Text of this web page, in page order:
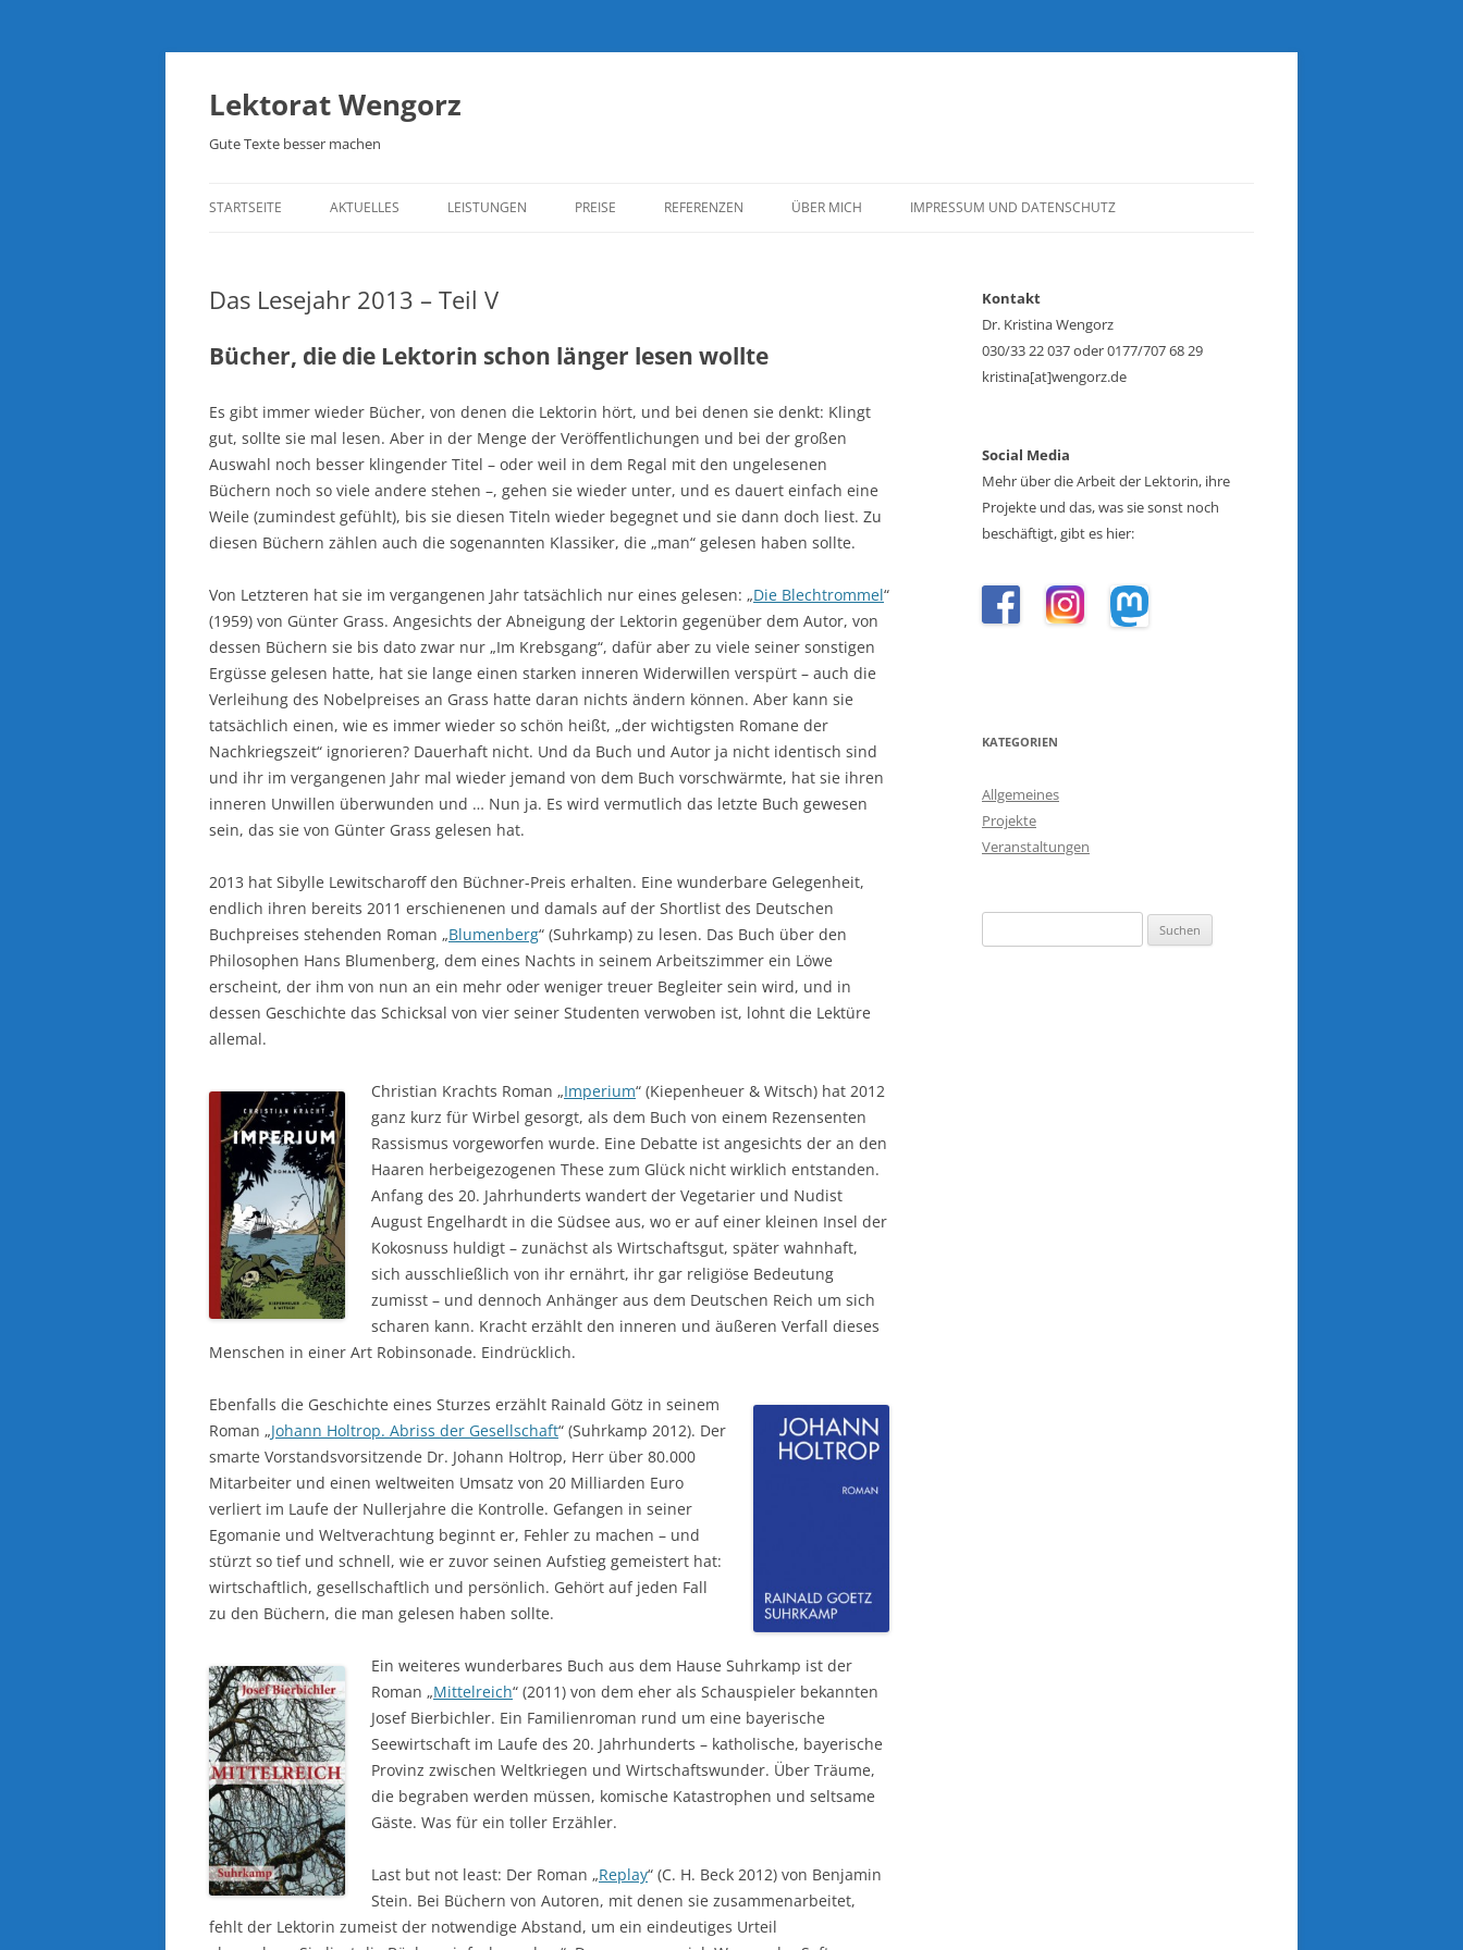
Lektorat Wengorz
Gute Texte besser machen
Inhalt
STARTSEITE AKTUELLES LEISTUNGEN PREISE REFERENZEN
VERÖFFENTLICHUNGEN
ÜBER MICH IMPRESSUM UND DATENSCHUTZ
Das Lesejahr 2013 – Teil V
Bücher, die die Lektorin schon länger lesen wollte
Es gibt immer wieder Bücher, von denen die Lektorin hört, und bei denen sie denkt: Klingt
gut, sollte sie mal lesen. Aber in der Menge der Veröffentlichungen und bei der großen
Auswahl noch besser klingender Titel – oder weil in dem Regal mit den ungelesenen
Büchern noch so viele andere stehen –, gehen sie wieder unter, und es dauert einfach eine
Weile (zumindest gefühlt), bis sie diesen Titeln wieder begegnet und sie dann doch liest. Zu
diesen Büchern zählen auch die sogenannten Klassiker, die „man“ gelesen haben sollte.
Von Letzteren hat sie im vergangenen Jahr tatsächlich nur eines gelesen: „Die Blechtrommel“
(1959) von Günter Grass. Angesichts der Abneigung der Lektorin gegenüber dem Autor, von
dessen Büchern sie bis dato zwar nur „Im Krebsgang“, dafür aber zu viele seiner sonstigen
Ergüsse gelesen hatte, hat sie lange einen starken inneren Widerwillen verspürt – auch die
Verleihung des Nobelpreises an Grass hatte daran nichts ändern können. Aber kann sie
tatsächlich einen, wie es immer wieder so schön heißt, „der wichtigsten Romane der
Nachkriegszeit“ ignorieren? Dauerhaft nicht. Und da Buch und Autor ja nicht identisch sind
und ihr im vergangenen Jahr mal wieder jemand von dem Buch vorschwärmte, hat sie ihren
inneren Unwillen überwunden und … Nun ja. Es wird vermutlich das letzte Buch gewesen
sein, das sie von Günter Grass gelesen hat.
2013 hat Sibylle Lewitscharoff den Büchner-Preis erhalten. Eine wunderbare Gelegenheit,
endlich ihren bereits 2011 erschienenen und damals auf der Shortlist des Deutschen
Buchpreises stehenden Roman „Blumenberg“ (Suhrkamp) zu lesen. Das Buch über den
Philosophen Hans Blumenberg, dem eines Nachts in seinem Arbeitszimmer ein Löwe
erscheint, der ihm von nun an ein mehr oder weniger treuer Begleiter sein wird, und in
dessen Geschichte das Schicksal von vier seiner Studenten verwoben ist, lohnt die Lektüre
allemal.
Christian Krachts Roman „Imperium“ (Kiepenheuer & Witsch) hat 2012
ganz kurz für Wirbel gesorgt, als dem Buch von einem Rezensenten
Rassismus vorgeworfen wurde. Eine Debatte ist angesichts der an den
Haaren herbeigezogenen These zum Glück nicht wirklich entstanden.
Anfang des 20. Jahrhunderts wandert der Vegetarier und Nudist
August Engelhardt in die Südsee aus, wo er auf einer kleinen Insel der
Kokosnuss huldigt – zunächst als Wirtschaftsgut, später wahnhaft,
sich ausschließlich von ihr ernährt, ihr gar religiöse Bedeutung
zumisst – und dennoch Anhänger aus dem Deutschen Reich um sich
scharen kann. Kracht erzählt den inneren und äußeren Verfall dieses
Menschen in einer Art Robinsonade. Eindrücklich.
Ebenfalls die Geschichte eines Sturzes erzählt Rainald Götz in seinem
Roman „Johann Holtrop. Abriss der Gesellschaft“ (Suhrkamp 2012). Der
smarte Vorstandsvorsitzende Dr. Johann Holtrop, Herr über 80.000
Mitarbeiter und einen weltweiten Umsatz von 20 Milliarden Euro
verliert im Laufe der Nullerjahre die Kontrolle. Gefangen in seiner
Egomanie und Weltverachtung beginnt er, Fehler zu machen – und
stürzt so tief und schnell, wie er zuvor seinen Aufstieg gemeistert hat:
wirtschaftlich, gesellschaftlich und persönlich. Gehört auf jeden Fall
zu den Büchern, die man gelesen haben sollte.
Ein weiteres wunderbares Buch aus dem Hause Suhrkamp ist der
Roman „Mittelreich“ (2011) von dem eher als Schauspieler bekannten
Josef Bierbichler. Ein Familienroman rund um eine bayerische
Seewirtschaft im Laufe des 20. Jahrhunderts – katholische, bayerische
Provinz zwischen Weltkriegen und Wirtschaftswunder. Über Träume,
die begraben werden müssen, komische Katastrophen und seltsame
Gäste. Was für ein toller Erzähler.
Last but not least: Der Roman „Replay“ (C. H. Beck 2012) von Benjamin
Stein. Bei Büchern von Autoren, mit denen sie zusammenarbeitet,
fehlt der Lektorin zumeist der notwendige Abstand, um ein eindeutiges Urteil
Kontakt
Dr. Kristina Wengorz
030/33 22 037 oder 0177/707 68 29
kristina[at]wengorz.de
Social Media
Mehr über die Arbeit der Lektorin, ihre
Projekte und das, was sie sonst noch
beschäftigt, gibt es hier:
KATEGORIEN
Allgemeines
Projekte
Veranstaltungen
nach: